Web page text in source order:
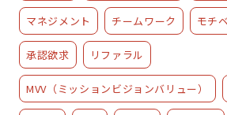
マネジメント チームワーク モチ
承認欲求 リファラル
MVV（ミッションビジョンバリュー）